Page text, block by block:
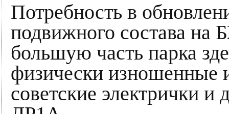
Потребность в
подвижного состава на
большую часть парка
физически изношенные
советские электрички и